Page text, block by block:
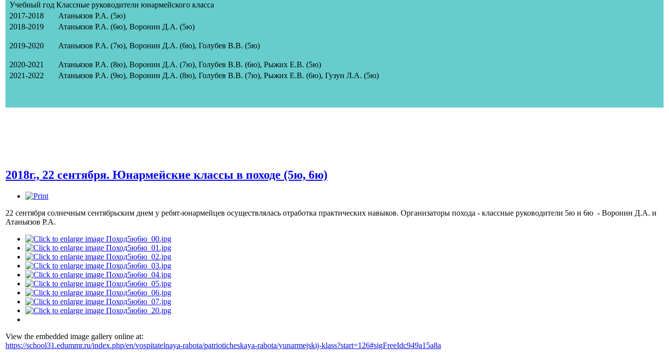
Учебный год Классные руководители юнармейского класса
2017-2018
Атаньязов Р.А. (5ю)
2018-2019
Атаньязов Р.А. (6ю), Воронин Д.А. (5ю)
2019-2020 Атаньязов Р.А. (7ю), Воронин Д.А. (6ю), Голубев В.В. (5ю)
2020-2021 Атаньязов Р.А. (8ю), Воронин Д.А. (7ю), Голубев В.В. (6ю), Рыжих Е.В. (5ю)
2021-2022
Атаньязов Р.А. (9ю), Воронин Д.А. (8ю), Голубев В.В. (7ю), Рыжих Е.В. (6ю), Гузун Л.А. (5ю)
2018г., 22 сентября. Юнармейские классы в походе (5ю, 6ю)
22 сентября солнечным сентябрьским днем у ребят-юнармейцев осуществлялась отработка практических навыков. Организаторы похода - классные руководители 5ю и 6ю - Воронин Д.А. и
Атаньязов Р.А.
View the embedded image gallery online at:
https://school31.edummr.ru/index.php/en/vospitatelnaya-rabota/patrioticheskaya-rabota/yunarmejskij-klass?start=126#sigFreeIdc949a15a8a